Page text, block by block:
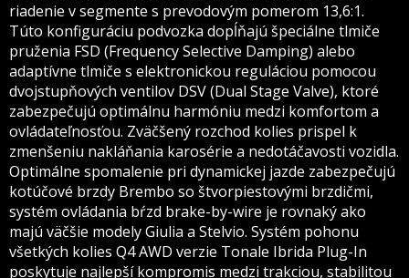
riadenie v segmente s prevodovým pomerom 13,6:1.
Túto konfiguráciu podvozka dopĺňajú špeciálne tlmiče
pruženia FSD (Frequency Selective Damping) alebo
adaptívne tlmiče s elektronickou reguláciou pomocou
dvojstupňových ventilov DSV (Dual Stage Valve), ktoré
zabezpečujú optimálnu harmóniu medzi komfortom a
ovládateľnosťou. Zväčšený rozchod kolies prispel k
zmenšeniu nakláňania karosérie a nedotáčavosti vozidla.
Optimálne spomalenie pri dynamickej jazde zabezpečujú
kotúčové brzdy Brembo so štvorpiestovými brzdičmi,
systém ovládania bŕzd brake-by-wire je rovnaký ako
majú väčšie modely Giulia a Stelvio. Systém pohonu
všetkých kolies Q4 AWD verzie Tonale Ibrida Plug-In
poskytuje najlepší kompromis medzi trakciou, stabilitou